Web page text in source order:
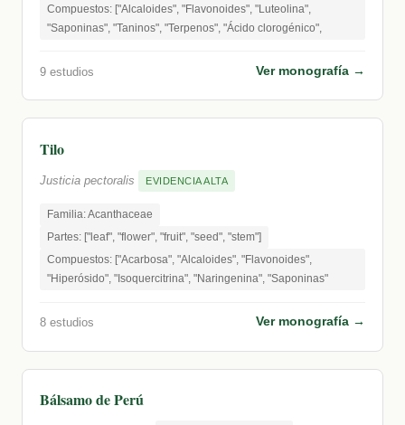
Compuestos: ["Alcaloides", "Flavonoides", "Luteolina",
"Saponinas", "Taninos", "Terpenos", "Ácido clorogénico",
9 estudios Ver monografía →
Tilo
Justicia pectoralis EVIDENCIA ALTA
Familia: Acanthaceae
Partes: ["leaf", "flower", "fruit", "seed", "stem"]
Compuestos: ["Acarbosa", "Alcaloides", "Flavonoides",
"Hiperósido", "Isoquercitrina", "Naringenina", "Saponinas"
8 estudios Ver monografía →
Bálsamo de Perú